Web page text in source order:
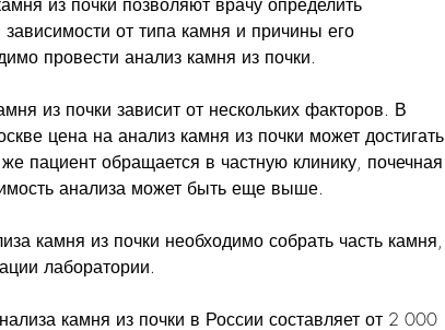
от типа камня и причины его
провести анализ камня из почки.
из почки зависит от нескольких факторов. В
цена на анализ камня из почки может достигать
пациент обращается в частную клинику, почечная
анализа может быть еще выше.
камня из почки необходимо собрать часть камня,
лаборатории.
камня из почки в России составляет от 2 000